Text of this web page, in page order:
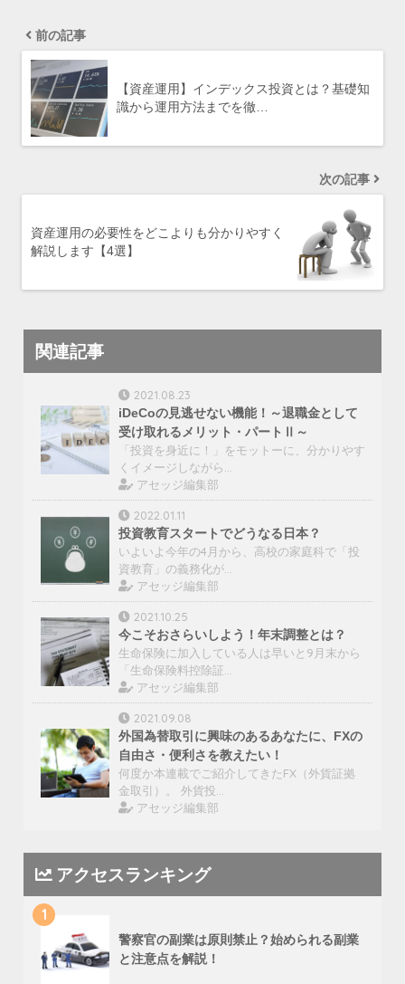
前の記事
【資産運用】インデックス投資とは？基礎知
識から運用方法までを徹…
次の記事
資産運用の必要性をどこよりも分かりやすく
解説します【4選】
関連記事
2021.08.23
iDeCoの見逃せない機能！～退職金として
受け取れるメリット・パートⅡ～
「投資を身近に！」をモットーに、分かりやす
くイメージしながら…
アセッジ編集部
2022.01.11
投資教育スタートでどうなる日本？
いよいよ今年の4月から、高校の家庭科で「投
資教育」の義務化が…
アセッジ編集部
2021.10.25
今こそおさらいしよう！年末調整とは？
生命保険に加入している人は早いと9月末から
「生命保険料控除証…
アセッジ編集部
2021.09.08
外国為替取引に興味のあるあなたに、FXの
自由さ・便利さを教えたい！
何度か本連載でご紹介してきたFX（外貨証拠
金取引）。 外貨投…
アセッジ編集部
アクセスランキング
1
警察官の副業は原則禁止？始められる副業
と注意点を解説！